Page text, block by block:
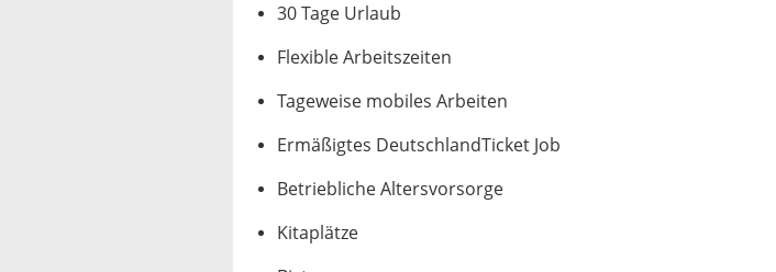
30 Tage Urlaub
Flexible Arbeitszeiten
Tageweise mobiles Arbeiten
Ermäßigtes DeutschlandTicket Job
Betriebliche Altersvorsorge
Kitaplätze